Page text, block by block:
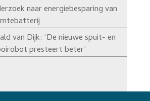
naar energiebesparing van
van Dijk: ‘De nieuwe spuit- en
presteert beter’